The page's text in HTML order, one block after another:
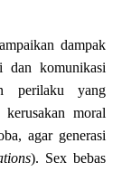
dampak
dan komunikasi
perilaku yang
kerusakan moral
agar generasi
). Sex bebas